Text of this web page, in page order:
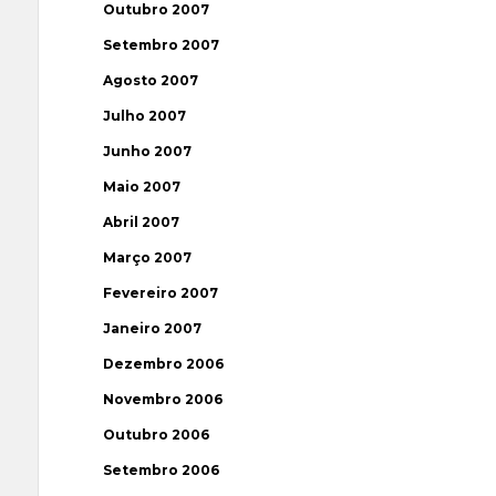
Outubro 2007
Setembro 2007
Agosto 2007
Julho 2007
Junho 2007
Maio 2007
Abril 2007
Março 2007
Fevereiro 2007
Janeiro 2007
Dezembro 2006
Novembro 2006
Outubro 2006
Setembro 2006